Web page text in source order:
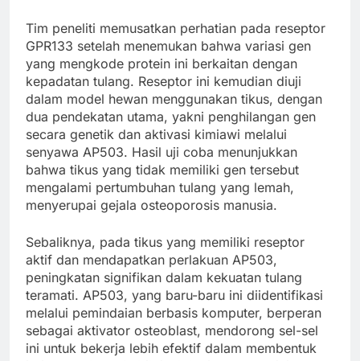
Tim peneliti memusatkan perhatian pada reseptor
GPR133 setelah menemukan bahwa variasi gen
yang mengkode protein ini berkaitan dengan
kepadatan tulang. Reseptor ini kemudian diuji
dalam model hewan menggunakan tikus, dengan
dua pendekatan utama, yakni penghilangan gen
secara genetik dan aktivasi kimiawi melalui
senyawa AP503. Hasil uji coba menunjukkan
bahwa tikus yang tidak memiliki gen tersebut
mengalami pertumbuhan tulang yang lemah,
menyerupai gejala osteoporosis manusia.
Sebaliknya, pada tikus yang memiliki reseptor
aktif dan mendapatkan perlakuan AP503,
peningkatan signifikan dalam kekuatan tulang
teramati. AP503, yang baru-baru ini diidentifikasi
melalui pemindaian berbasis komputer, berperan
sebagai aktivator osteoblast, mendorong sel-sel
ini untuk bekerja lebih efektif dalam membentuk